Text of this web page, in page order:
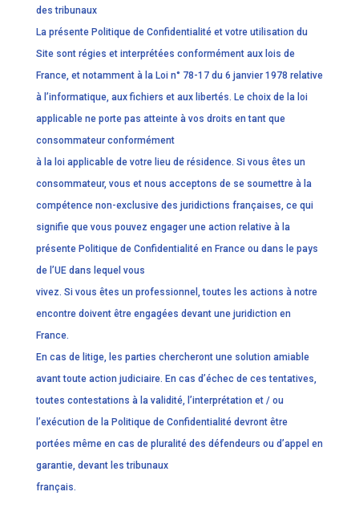
des tribunaux
La présente Politique de Confidentialité et votre utilisation du
Site sont régies et interprétées conformément aux lois de
France, et notamment à la Loi n° 78-17 du 6 janvier 1978 relative
à l’informatique, aux fichiers et aux libertés. Le choix de la loi
applicable ne porte pas atteinte à vos droits en tant que
consommateur conformément
à la loi applicable de votre lieu de résidence. Si vous êtes un
consommateur, vous et nous acceptons de se soumettre à la
compétence non-exclusive des juridictions françaises, ce qui
signifie que vous pouvez engager une action relative à la
présente Politique de Confidentialité en France ou dans le pays
de l’UE dans lequel vous
vivez. Si vous êtes un professionnel, toutes les actions à notre
encontre doivent être engagées devant une juridiction en
France.
En cas de litige, les parties chercheront une solution amiable
avant toute action judiciaire. En cas d’échec de ces tentatives,
toutes contestations à la validité, l’interprétation et / ou
l’exécution de la Politique de Confidentialité devront être
portées même en cas de pluralité des défendeurs ou d’appel en
garantie, devant les tribunaux
français.